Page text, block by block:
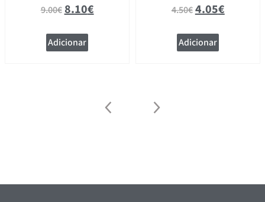
9.00€8.10€
Adicionar
4.50€4.05€
Adicionar